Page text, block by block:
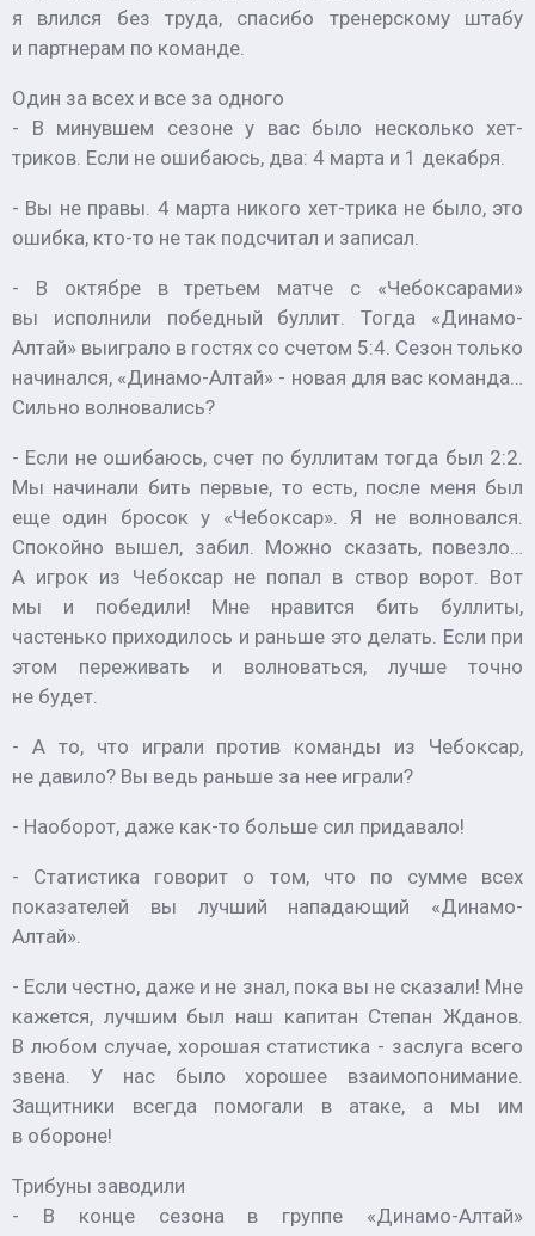
я влился без труда, спасибо тренерскому штабу
и партнерам по команде.
Один за всех и все за одного
- В минувшем сезоне у вас было несколько хет-
триков. Если не ошибаюсь, два: 4 марта и 1 декабря.
- Вы не правы. 4 марта никого хет-трика не было, это
ошибка, кто-то не так подсчитал и записал.
- В октябре в третьем матче с «Чебоксарами»
вы исполнили победный буллит. Тогда «Динамо-
Алтай» выиграло в гостях со счетом 5:4. Сезон только
начинался, «Динамо-Алтай» - новая для вас команда…
Сильно волновались?
- Если не ошибаюсь, счет по буллитам тогда был 2:2.
Мы начинали бить первые, то есть, после меня был
еще один бросок у «Чебоксар». Я не волновался.
Спокойно вышел, забил. Можно сказать, повезло…
А игрок из Чебоксар не попал в створ ворот. Вот
мы и победили! Мне нравится бить буллиты,
частенько приходилось и раньше это делать. Если при
этом переживать и волноваться, лучше точно
не будет.
- А то, что играли против команды из Чебоксар,
не давило? Вы ведь раньше за нее играли?
- Наоборот, даже как-то больше сил придавало!
- Статистика говорит о том, что по сумме всех
показателей вы лучший нападающий «Динамо-
Алтай».
- Если честно, даже и не знал, пока вы не сказали! Мне
кажется, лучшим был наш капитан Степан Жданов.
В любом случае, хорошая статистика - заслуга всего
звена. У нас было хорошее взаимопонимание.
Защитники всегда помогали в атаке, а мы им
в обороне!
Трибуны заводили
- В конце сезона в группе «Динамо-Алтай»